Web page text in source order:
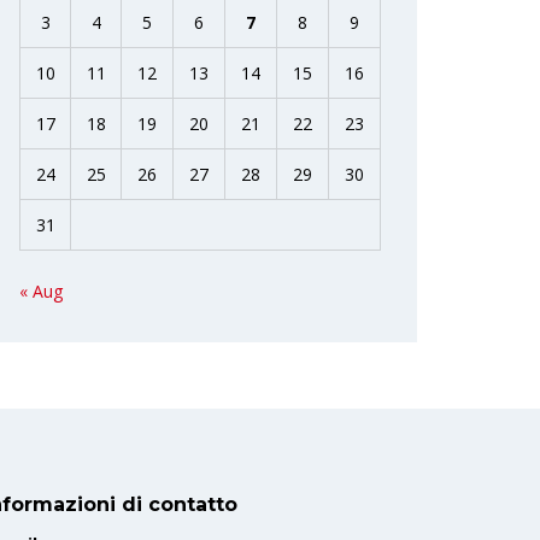
3 4 5 6 7 8 9
10 11 12 13 14 15 16
17 18 19 20 21 22 23
24 25 26 27 28 29 30
31
« Aug
di contatto